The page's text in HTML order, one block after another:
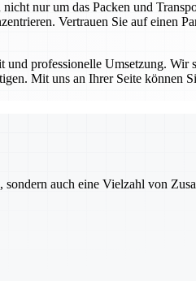
nur um das Packen und
Vertrauen Sie auf einen
professionelle Umsetzung. Wir
Mit uns an Ihrer Seite können
auch eine Vielzahl von